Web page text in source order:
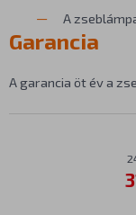
A
Garancia
A garancia öt év a